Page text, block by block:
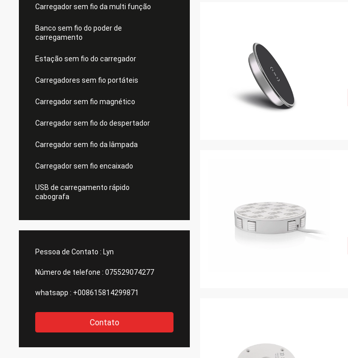
Carregador sem fio da multi função
Banco sem fio do poder de
carregamento
Estação sem fio do carregador
Carregadores sem fio portáteis
Carregador sem fio magnético
Carregador sem fio do despertador
Carregador sem fio da lâmpada
Carregador sem fio encaixado
USB de carregamento rápido
cabografa
Pessoa de Contato : Lyn
Número de telefone : 075529074277
whatsapp : +008615814299871
Contato